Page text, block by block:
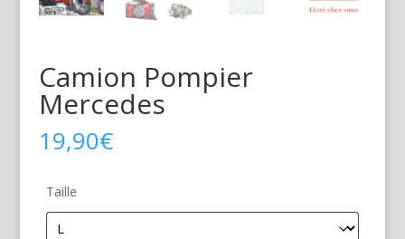
Camion Pompier
Mercedes
19,90€
Taille